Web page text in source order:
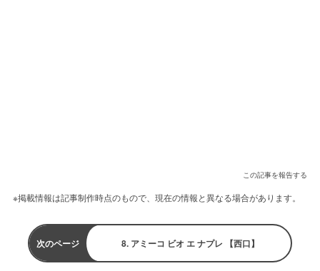
この記事を報告する
※掲載情報は記事制作時点のもので、現在の情報と異なる場合があります。
次のページ 8. アミーコ ビオ エ ナプレ 【西口】